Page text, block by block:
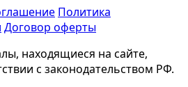
Политика
Договор оферты
находящиеся на сайте,
с законодательством РФ.